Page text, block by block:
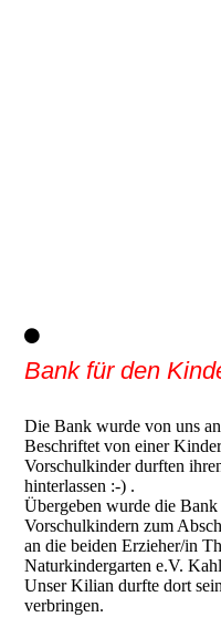
Bank für den
Die Bank wurde von uns
Beschriftet von einer
Vorschulkinder durften
hinterlassen :-) .
Übergeben wurde die
Vorschulkindern zum
an die beiden Erzieher/in
Naturkindergarten e.V. Kahl
Unser Kilian durfte dort
verbringen.